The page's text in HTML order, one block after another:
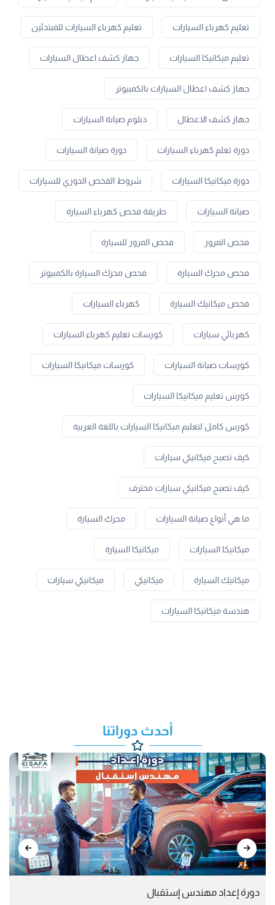
تعليم كهرباء السيارات تعليم كهرباء السيارات للمبتدئين
تعليم ميكانيكا السيارات جهاز كشف اعطال السيارات
جهاز كشف اعطال السيارات بالكمبيوتر
جهاز كشف الاعطال دبلوم صيانة السيارات
دورة تعلم كهرباء السيارات دورة صيانة السيارات
دورة ميكانيكا السيارات شروط الفحص الدوري للسيارات
صيانة السيارات طريقة فحص كهرباء السيارة
فحص المرور فحص المرور للسيارة
فحص محرك السيارة فحص محرك السيارة بالكمبيوتر
فحص ميكانيك السيارة كهرباء السيارات
كهربائي سيارات كورسات تعليم كهرباء السيارات
كورسات صيانة السيارات كورسات ميكانيكا السيارات
كورس تعليم ميكانيكا السيارات
كورس كامل لتعليم ميكانيكا السيارات باللغة العربية
كيف تصبح ميكانيكي سيارات
كيف تصبح ميكانيكي سيارات محترف
ما هي أنواع صيانة السيارات محرك السيارة
ميكانيكا السيارات ميكانيكا السيارة
ميكانيك السيارة ميكانيكي ميكانيكي سيارات
هندسة ميكانيكا السيارات
أحدث دوراتنا
دورة إعداد مهندس إستقبال